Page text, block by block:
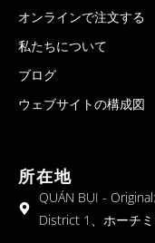
オンラインで注文する
私たちについて
ブログ
ウェブサイトの構成図
所在地
QUÁN BỤI -
District 1、ホーチ